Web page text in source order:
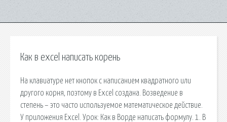
Как в excel написать корень
На клавиатуре нет кнопок с написанием квадратного или
другого корня, поэтому в Excel создана. Возведение в
степень – это часто используемое математическое действие.
У приложения Excel. Урок: Как в Ворде написать формулу. 1. В